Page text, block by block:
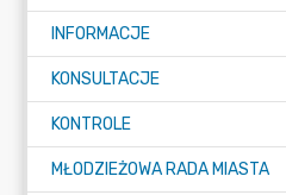
INFORMACJE
KONSULTACJE
KONTROLE
MŁODZIEŻOWA RADA MIASTA